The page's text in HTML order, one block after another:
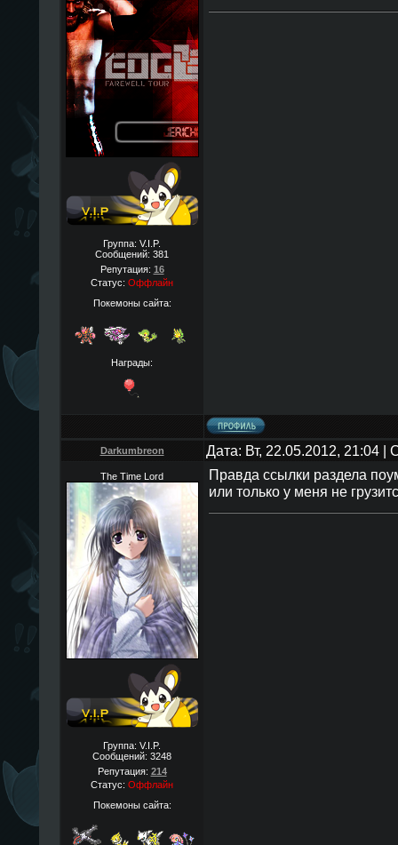
Группа: V.I.P.
Сообщений: 381
Репутация: 16
Статус: Оффлайн
Покемоны сайта:
Награды:
Darkumbreon Дата: Вт, 22.05.2012, 21:04
The Time Lord
Группа: V.I.P.
Сообщений: 3248
Репутация: 214
Статус: Оффлайн
Покемоны сайта:
Правда ссылки раздела
или только у меня не